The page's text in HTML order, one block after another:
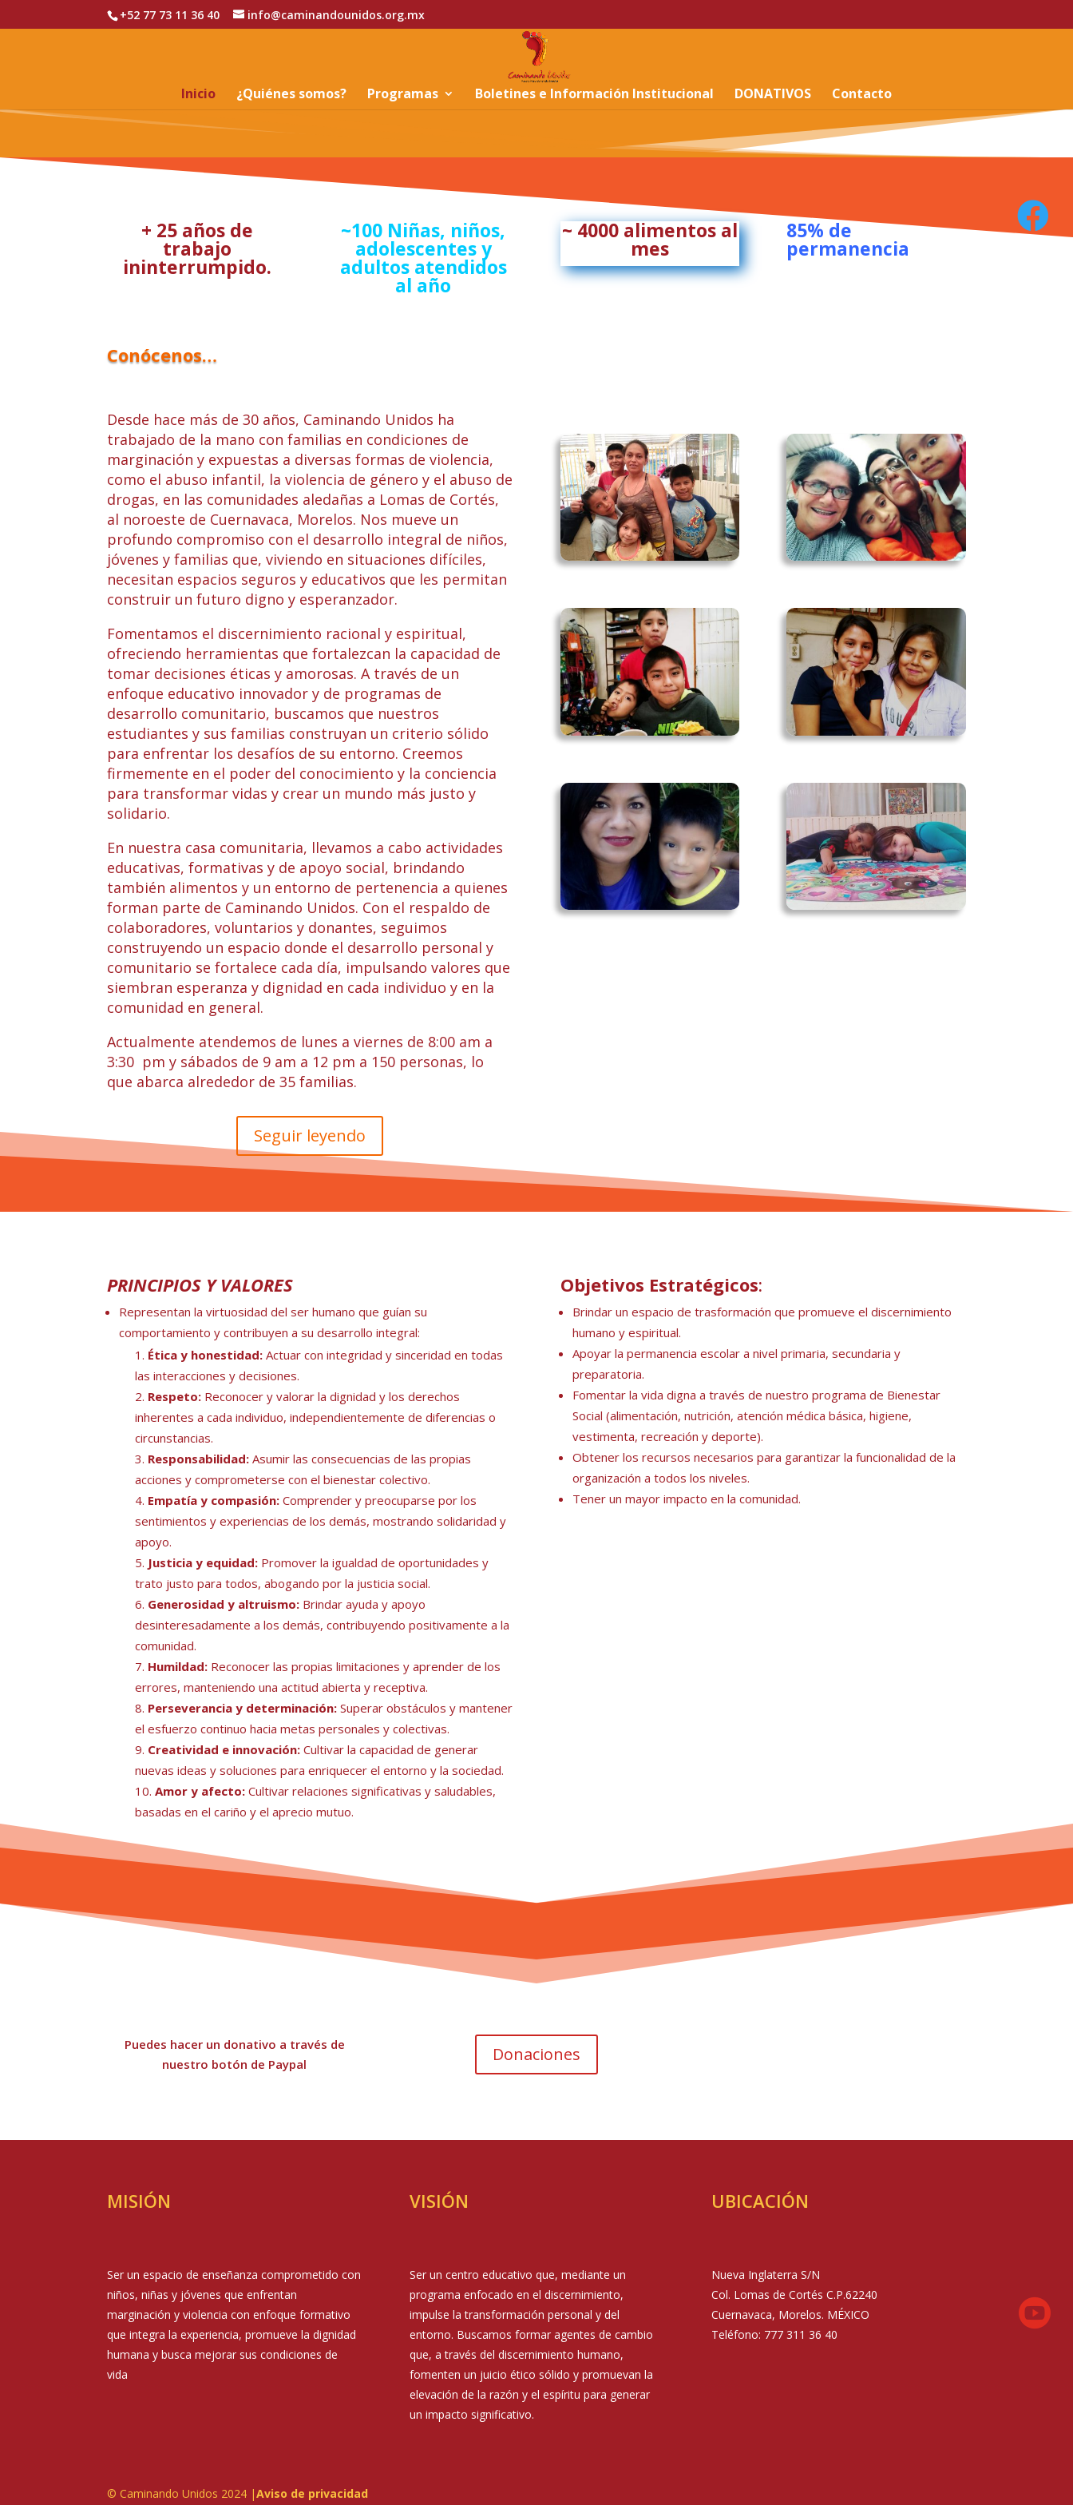
+52 77 73 11 36 40 info@caminandounidos.org.mx
Inicio ¿Quiénes somos? Programas Boletines e Información Institucional DONATIVOS Contacto
+ 25 años de
trabajo
ininterrumpido.
~100 Niñas, niños,
adolescentes y
adultos atendidos
al año
~ 4000 alimentos al
mes
85% de
permanencia
Conócenos…
Desde hace más de 30 años, Caminando Unidos ha
trabajado de la mano con familias en condiciones de
marginación y expuestas a diversas formas de violencia,
como el abuso infantil, la violencia de género y el abuso de
drogas, en las comunidades aledañas a Lomas de Cortés,
al noroeste de Cuernavaca, Morelos. Nos mueve un
profundo compromiso con el desarrollo integral de niños,
jóvenes y familias que, viviendo en situaciones difíciles,
necesitan espacios seguros y educativos que les permitan
construir un futuro digno y esperanzador.
Fomentamos el discernimiento racional y espiritual,
ofreciendo herramientas que fortalezcan la capacidad de
tomar decisiones éticas y amorosas. A través de un
enfoque educativo innovador y de programas de
desarrollo comunitario, buscamos que nuestros
estudiantes y sus familias construyan un criterio sólido
para enfrentar los desafíos de su entorno. Creemos
firmemente en el poder del conocimiento y la conciencia
para transformar vidas y crear un mundo más justo y
solidario.
En nuestra casa comunitaria, llevamos a cabo actividades
educativas, formativas y de apoyo social, brindando
también alimentos y un entorno de pertenencia a quienes
forman parte de Caminando Unidos. Con el respaldo de
colaboradores, voluntarios y donantes, seguimos
construyendo un espacio donde el desarrollo personal y
comunitario se fortalece cada día, impulsando valores que
siembran esperanza y dignidad en cada individuo y en la
comunidad en general.
Actualmente atendemos de lunes a viernes de 8:00 am a
3:30 pm y sábados de 9 am a 12 pm a 150 personas, lo
que abarca alrededor de 35 familias.
Seguir leyendo
PRINCIPIOS Y VALORES
Representan la virtuosidad del ser humano que guían su
comportamiento y contribuyen a su desarrollo integral:
Ética y honestidad: Actuar con integridad y sinceridad en todas
las interacciones y decisiones.
Respeto: Reconocer y valorar la dignidad y los derechos
inherentes a cada individuo, independientemente de diferencias o
circunstancias.
Responsabilidad: Asumir las consecuencias de las propias
acciones y comprometerse con el bienestar colectivo.
Empatía y compasión: Comprender y preocuparse por los
sentimientos y experiencias de los demás, mostrando solidaridad y
apoyo.
Justicia y equidad: Promover la igualdad de oportunidades y
trato justo para todos, abogando por la justicia social.
Generosidad y altruismo: Brindar ayuda y apoyo
desinteresadamente a los demás, contribuyendo positivamente a la
comunidad.
Humildad: Reconocer las propias limitaciones y aprender de los
errores, manteniendo una actitud abierta y receptiva.
Perseverancia y determinación: Superar obstáculos y mantener
el esfuerzo continuo hacia metas personales y colectivas.
Creatividad e innovación: Cultivar la capacidad de generar
nuevas ideas y soluciones para enriquecer el entorno y la sociedad.
Amor y afecto: Cultivar relaciones significativas y saludables,
basadas en el cariño y el aprecio mutuo.
Objetivos Estratégicos:
Brindar un espacio de trasformación que promueve el discernimiento
humano y espiritual.
Apoyar la permanencia escolar a nivel primaria, secundaria y
preparatoria.
Fomentar la vida digna a través de nuestro programa de Bienestar
Social (alimentación, nutrición, atención médica básica, higiene,
vestimenta, recreación y deporte).
Obtener los recursos necesarios para garantizar la funcionalidad de la
organización a todos los niveles.
Tener un mayor impacto en la comunidad.
Puedes hacer un donativo a través de
nuestro botón de Paypal
Donaciones


MISIÓN
Ser un espacio de enseñanza comprometido con
niños, niñas y jóvenes que enfrentan
marginación y violencia con enfoque formativo
que integra la experiencia, promueve la dignidad
humana y busca mejorar sus condiciones de
vida
VISIÓN
Ser un centro educativo que, mediante un
programa enfocado en el discernimiento,
impulse la transformación personal y del
entorno. Buscamos formar agentes de cambio
que, a través del discernimiento humano,
fomenten un juicio ético sólido y promuevan la
elevación de la razón y el espíritu para generar
un impacto significativo.
UBICACIÓN
Nueva Inglaterra S/N
Col. Lomas de Cortés C.P.62240
Cuernavaca, Morelos. MÉXICO
Teléfono: 777 311 36 40
© Caminando Unidos 2024 |Aviso de privacidad